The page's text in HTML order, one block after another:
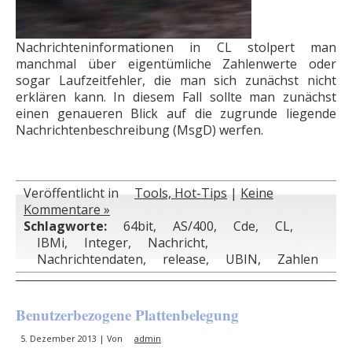
Nachrichteninformationen in CL stolpert man
manchmal über eigentümliche Zahlenwerte oder
sogar Laufzeitfehler, die man sich zunächst nicht
erklären kann. In diesem Fall sollte man zunächst
einen genaueren Blick auf die zugrunde liegende
Nachrichtenbeschreibung (MsgD) werfen.
Veröffentlicht in Tools, Hot-Tips | Keine
Kommentare »
Schlagworte:
64bit, AS/400, Cde, CL,
IBMi, Integer, Nachricht,
Nachrichtendaten, release, UBIN, Zahlen
Benutzerbezogene Plattenbelegung
5. Dezember 2013 | Von admin